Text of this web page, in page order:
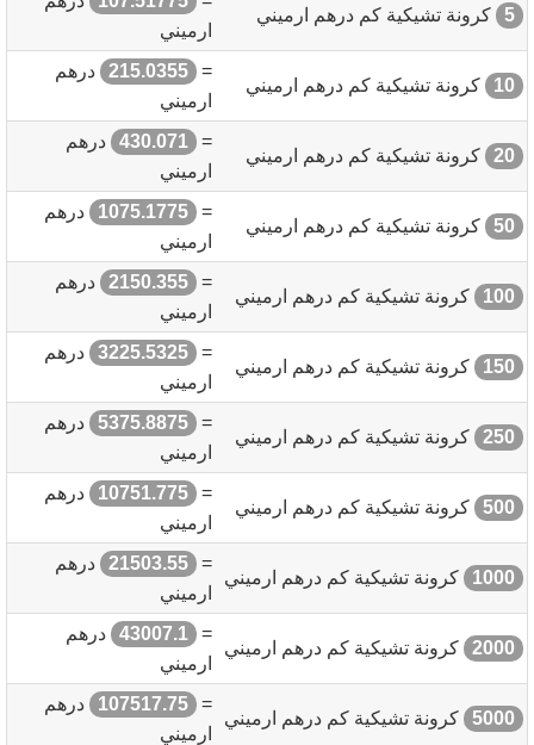
5 كرونة تشيكية كم درهم ارميني
ارميني
10 كرونة تشيكية كم درهم ارميني
=
215.0355
درهم
ارميني
20 كرونة تشيكية كم درهم ارميني
=
430.071
درهم
ارميني
50 كرونة تشيكية كم درهم ارميني
=
1075.1775
درهم
ارميني
100 كرونة تشيكية كم درهم ارميني
=
2150.355
درهم
ارميني
150 كرونة تشيكية كم درهم ارميني
=
3225.5325
درهم
ارميني
250 كرونة تشيكية كم درهم ارميني
=
5375.8875
درهم
ارميني
500 كرونة تشيكية كم درهم ارميني
=
10751.775
درهم
ارميني
1000 كرونة تشيكية كم درهم ارميني
=
21503.55
درهم
ارميني
2000 كرونة تشيكية كم درهم ارميني
=
43007.1
درهم
ارميني
5000 كرونة تشيكية كم درهم ارميني
=
107517.75
درهم
ارميني